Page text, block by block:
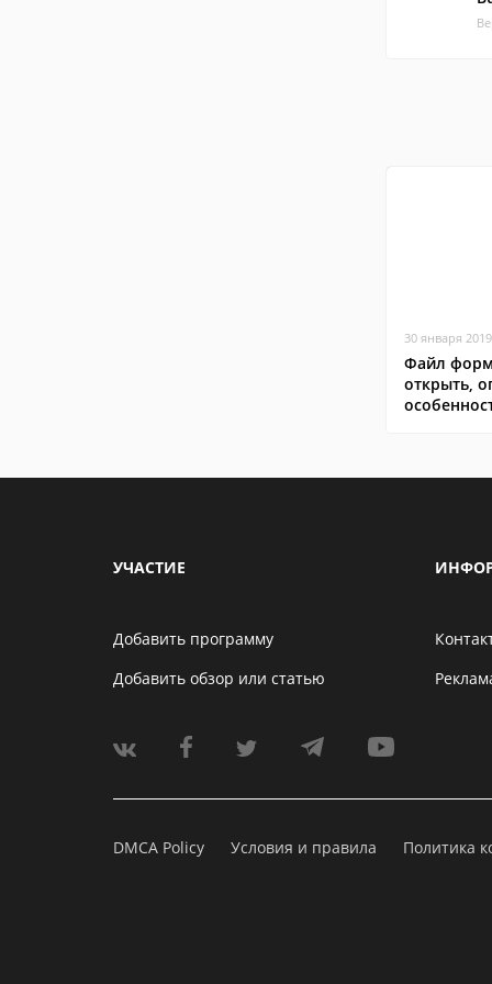
30 января 2019
Файл
открыть,
УЧАСТИЕ
Добавить программу
Добавить обзор или статью
DMCA Policy Условия и правила
Политика